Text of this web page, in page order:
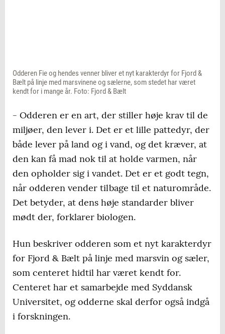
Odderen Fie og hendes venner bliver et nyt karakterdyr for Fjord &
Bælt på linje med marsvinene og sælerne, som stedet har været
kendt for i mange år. Foto: Fjord & Bælt
- Odderen er en art, der stiller høje krav til de
miljøer, den lever i. Det er et lille pattedyr, der
både lever på land og i vand, og det kræver, at
den kan få mad nok til at holde varmen, når
den opholder sig i vandet. Det er et godt tegn,
når odderen vender tilbage til et naturområde.
Det betyder, at dens høje standarder bliver
mødt der, forklarer biologen.
Hun beskriver odderen som et nyt karakterdyr
for Fjord & Bælt på linje med marsvin og sæler,
som centeret hidtil har været kendt for.
Centeret har et samarbejde med Syddansk
Universitet, og odderne skal derfor også indgå
i forskningen.